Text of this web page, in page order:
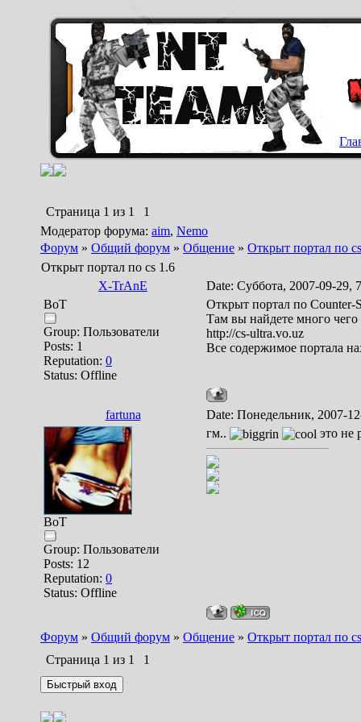
Страница 1 из 1
1
Модератор форума: aim, Nemo
Форум » Общий форум » Общение » Открыт портал по
Открыт портал по cs 1.6
X-TrAnE
Date: Суббота, 2007-09-29,
BoT
Group: Пользователи
Posts: 1
Reputation: 0
Status: Offline
Открыт портал по Counter-
Там вы найдете много чего
http://cs-ultra.vo.uz
Все содержимое портала
fartuna Date: Понедельник, 2007-
BoT
Group: Пользователи
Posts: 12
Reputation: 0
Status: Offline
гм.. это не
Форум » Общий форум » Общение » Открыт портал по
Страница 1 из 1 1